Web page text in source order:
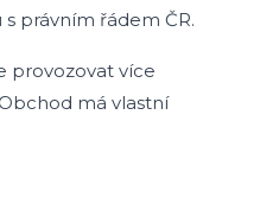
právním řádem ČR.
provozovat více
má vlastní